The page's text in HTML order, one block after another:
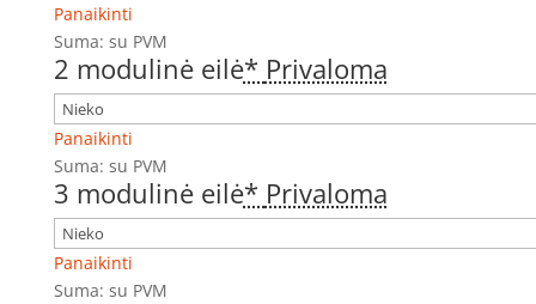
Panaikinti
Suma: su PVM
2 modulinė eilė* Privaloma
Panaikinti
Suma: su PVM
3 modulinė eilė* Privaloma
Panaikinti
Suma: su PVM